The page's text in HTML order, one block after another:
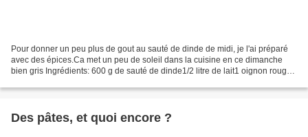
Pour donner un peu plus de gout au sauté de dinde de midi, je l'ai préparé
avec des épices.Ca met un peu de soleil dans la cuisine en ce dimanche
bien gris Ingrédients: 600 g de sauté de dinde1/2 litre de lait1 oignon rouge2
Des pâtes, et quoi encore ?